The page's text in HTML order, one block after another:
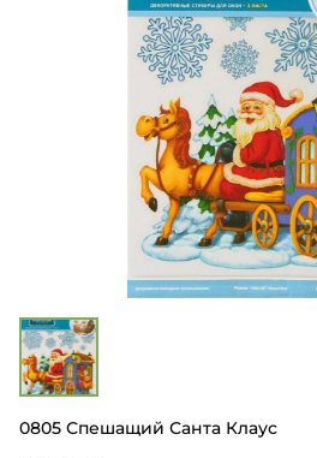
0805 Спешащий Санта Клаус